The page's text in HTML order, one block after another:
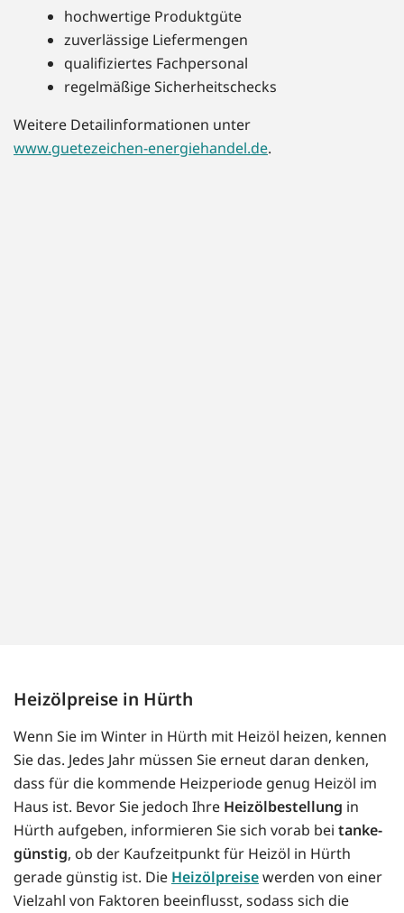
hochwertige Produktgüte
zuverlässige Liefermengen
qualifiziertes Fachpersonal
regelmäßige Sicherheitschecks
Weitere Detailinformationen unter
www.guetezeichen-energiehandel.de.
Heizölpreise in Hürth
Wenn Sie im Winter in Hürth mit Heizöl heizen, kennen
Sie das. Jedes Jahr müssen Sie erneut daran denken,
dass für die kommende Heizperiode genug Heizöl im
Haus ist. Bevor Sie jedoch Ihre Heizölbestellung in
Hürth aufgeben, informieren Sie sich vorab bei tanke-
günstig, ob der Kaufzeitpunkt für Heizöl in Hürth
gerade günstig ist. Die Heizölpreisewerden von einer
Vielzahl von Faktoren beeinflusst, sodass sich die